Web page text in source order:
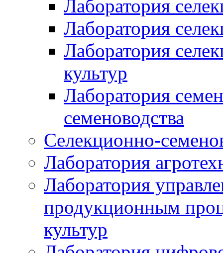
Лаборатория
Лаборатория
Лаборатория
культур
Лаборатория
семеноводства
Селекционно-
Лаборатория
Лаборатория
продукционным
культур